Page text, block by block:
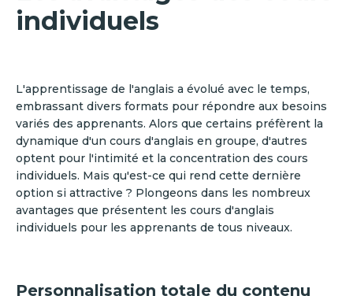
individuels
L'apprentissage de l'anglais a évolué avec le temps,
embrassant divers formats pour répondre aux besoins
variés des apprenants. Alors que certains préfèrent la
dynamique d'un cours d'anglais en groupe, d'autres
optent pour l'intimité et la concentration des cours
individuels. Mais qu'est-ce qui rend cette dernière
option si attractive ? Plongeons dans les nombreux
avantages que présentent les cours d'anglais
individuels pour les apprenants de tous niveaux.
Personnalisation totale du contenu